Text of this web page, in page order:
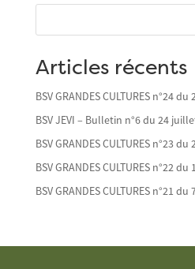
Articles récents
BSV GRANDES CULTURES n°24
BSV JEVI – Bulletin n°6 du 24
BSV GRANDES CULTURES n°23
BSV GRANDES CULTURES n°22
BSV GRANDES CULTURES n°21